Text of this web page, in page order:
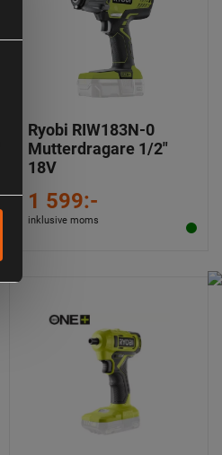
Ryobi RIW183N-0
Mutterdragare 1/2"
18V
1 599:-
inklusive moms